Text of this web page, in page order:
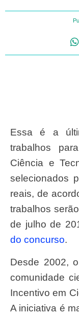
Essa é a última semana de inscrição de
trabalhos
Ciência e
selecionados
reais, de
trabalhos
de julho de
do concurso.
Desde 2002, o Ministério da Saúde premia a
comunidade
Incentivo em
A iniciativa é